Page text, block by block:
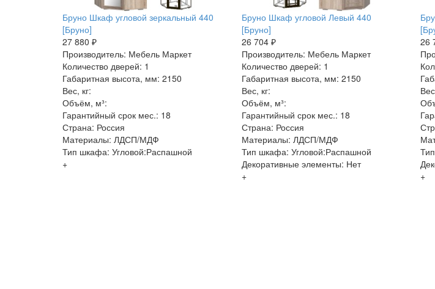
Бруно Шкаф угловой зеркальный 440
[Бруно]
27 880 ₽
Производитель: Мебель Маркет
Количество дверей: 1
Габаритная высота, мм: 2150
Вес, кг:
Объём, м³:
Гарантийный срок мес.: 18
Страна: Россия
Материалы: ЛДСП/МДФ
Тип шкафа: Угловой:Распашной
+
Бруно Шкаф угловой Левый 440
[Бруно]
26 704 ₽
Производитель: Мебель Маркет
Количество дверей: 1
Габаритная высота, мм: 2150
Вес, кг:
Объём, м³:
Гарантийный срок мес.: 18
Страна: Россия
Материалы: ЛДСП/МДФ
Тип шкафа: Угловой:Распашной
Декоративные элементы: Нет
+
26
+